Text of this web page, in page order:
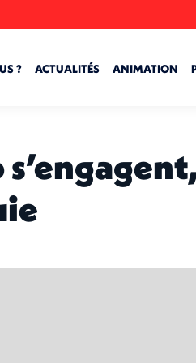
? ACTUALITÉS ANIMATION